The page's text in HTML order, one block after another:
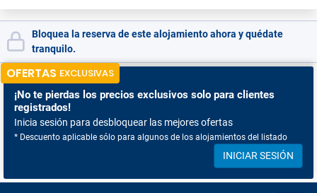
Bloquea la reserva de este alojamiento ahora y quédate
tranquilo.
OFERTAS EXCLUSIVAS
¡No te pierdas los precios exclusivos solo para clientes
registrados!
Inicia sesión para desbloquear las mejores ofertas
* Descuento aplicable sólo para algunos de los alojamientos del listado
INICIAR SESIÓN